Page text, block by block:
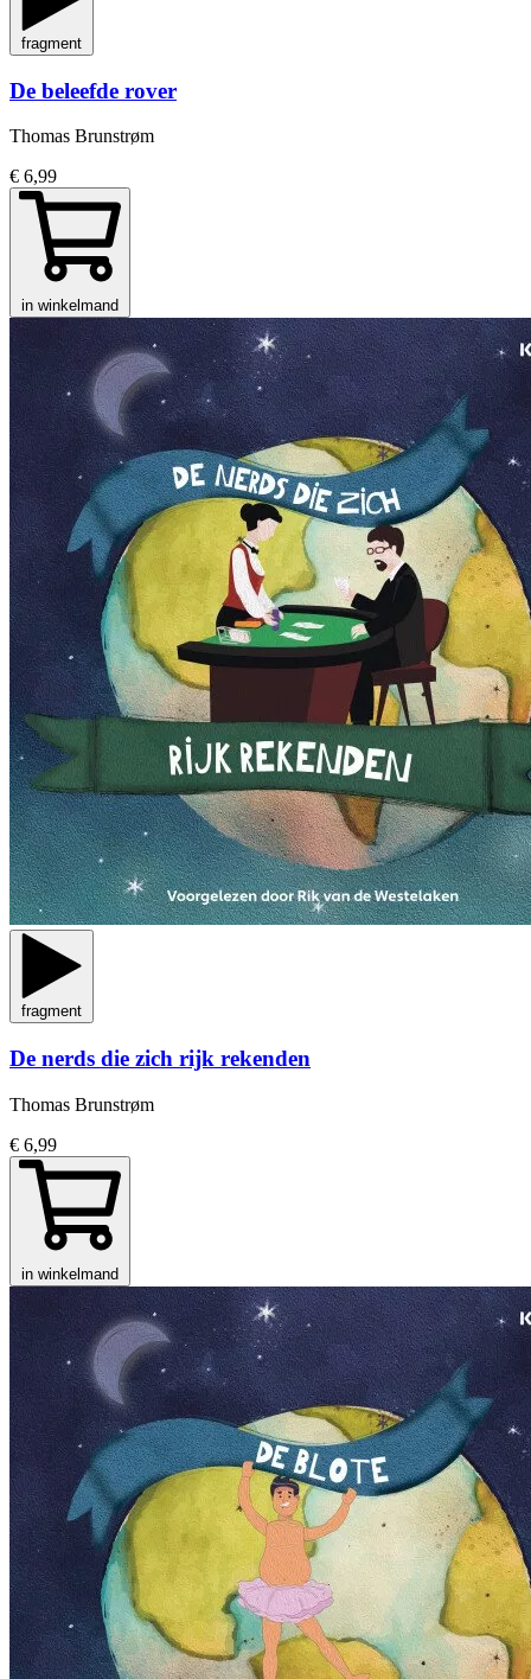
fragment
De beleefde rover
Thomas Brunstrøm
€ 6,99
in winkelmand
fragment
De nerds die zich rijk rekenden
Thomas Brunstrøm
€ 6,99
in winkelmand